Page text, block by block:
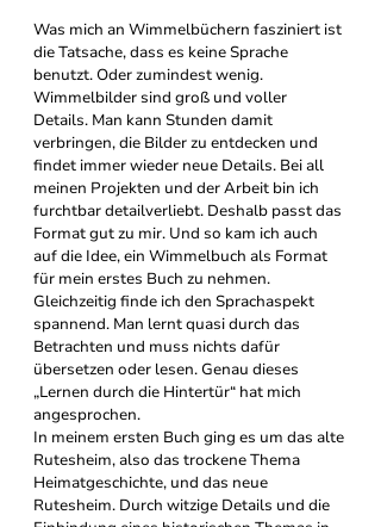
Was mich an Wimmelbüchern fasziniert ist
die Tatsache, dass es keine Sprache
benutzt. Oder zumindest wenig.
Wimmelbilder sind groß und voller
Details. Man kann Stunden damit
verbringen, die Bilder zu entdecken und
findet immer wieder neue Details. Bei all
meinen Projekten und der Arbeit bin ich
furchtbar detailverliebt. Deshalb passt das
Format gut zu mir. Und so kam ich auch
auf die Idee, ein Wimmelbuch als Format
für mein erstes Buch zu nehmen.
Gleichzeitig finde ich den Sprachaspekt
spannend. Man lernt quasi durch das
Betrachten und muss nichts dafür
übersetzen oder lesen. Genau dieses
„Lernen durch die Hintertür“ hat mich
angesprochen.
In meinem ersten Buch ging es um das alte
Rutesheim, also das trockene Thema
Heimatgeschichte, und das neue
Rutesheim. Durch witzige Details und die